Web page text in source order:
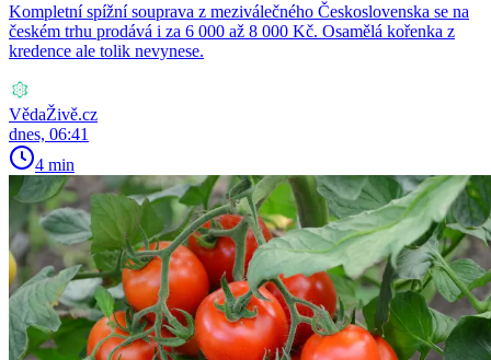
Kompletní spížní souprava z meziválečného Československa se na
českém trhu prodává i za 6 000 až 8 000 Kč. Osamělá kořenka z
kredence ale tolik nevynese.
VědaŽivě.cz
dnes, 06:41
4 min